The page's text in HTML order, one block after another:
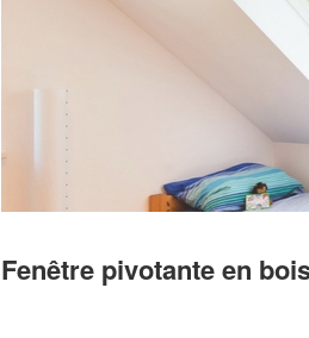
Fenêtre pivotante en